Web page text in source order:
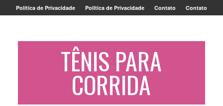
Política de Privacidade Política de Privacidade Contato Contato
TÊNIS PARA
CORRIDA